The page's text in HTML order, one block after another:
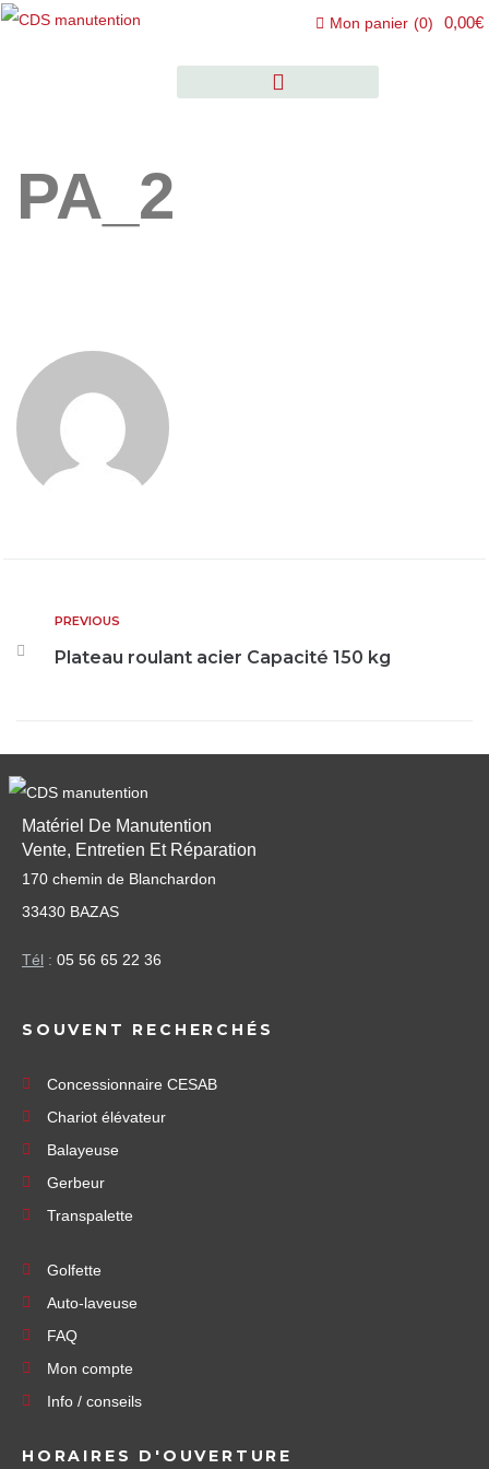
Mon panier (0) 0,00€
PA_2
PREVIOUS
Plateau roulant acier Capacité 150 kg
Matériel De Manutention
Vente, Entretien Et Réparation
170 chemin de Blanchardon
33430 BAZAS
Tél : 05 56 65 22 36
SOUVENT RECHERCHÉS
Concessionnaire CESAB
Chariot élévateur
Balayeuse
Gerbeur
Transpalette
Golfette
Auto-laveuse
FAQ
Mon compte
Info / conseils
HORAIRES D'OUVERTURE